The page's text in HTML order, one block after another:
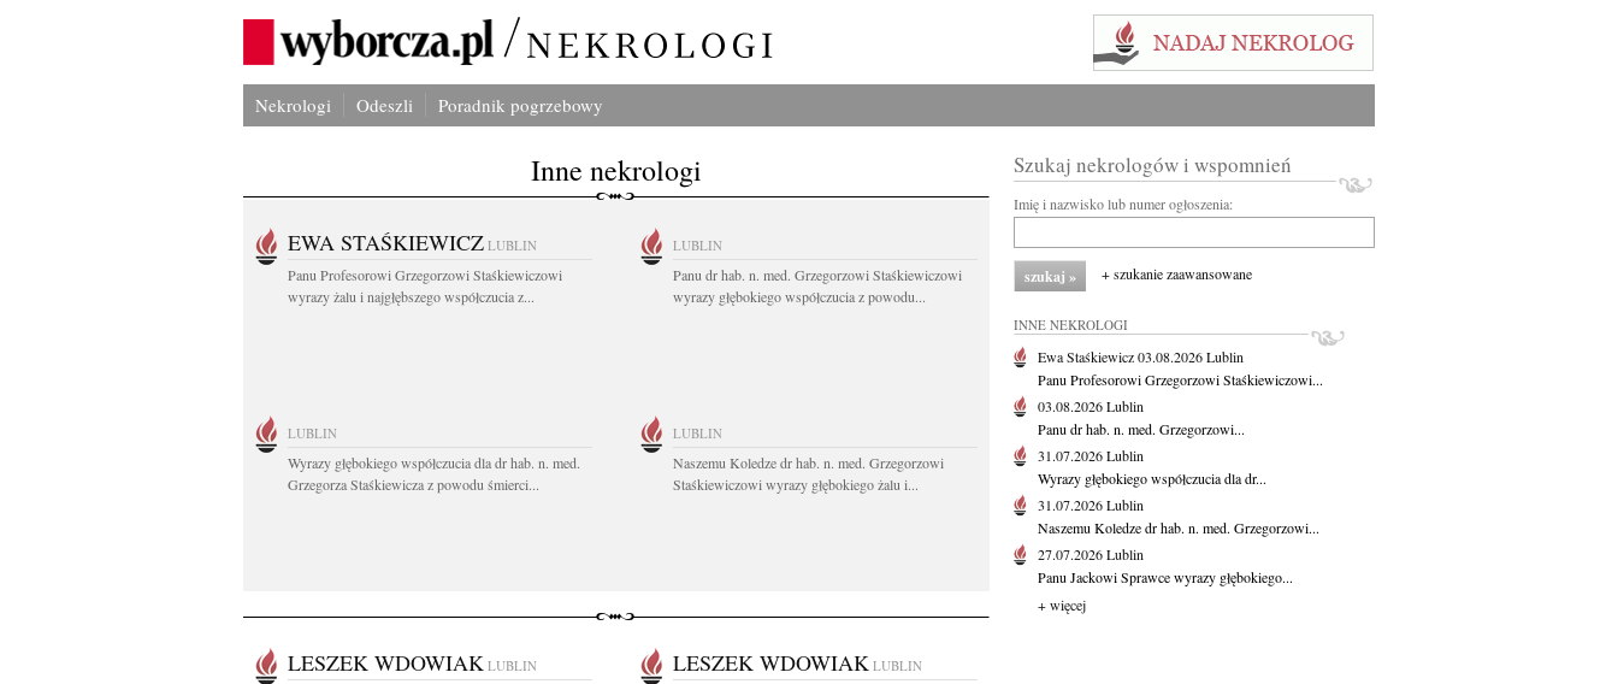
Nekrologi Odeszli Poradnik pogrzebowy
Inne nekrologi
EWA STAŚKIEWICZ LUBLIN
Panu Profesorowi Grzegorzowi Staśkiewiczowi
wyrazy żalu i najgłębszego współczucia z...
LUBLIN
Panu dr hab. n. med. Grzegorzowi Staśkiewiczowi
wyrazy głębokiego współczucia z powodu...
LUBLIN
Wyrazy głębokiego współczucia dla dr hab. n. med.
Grzegorza Staśkiewicza z powodu śmierci...
LUBLIN
Naszemu Koledze dr hab. n. med. Grzegorzowi
Staśkiewiczowi wyrazy głębokiego żalu i...
LESZEK WDOWIAK LUBLIN LESZEK WDOWIAK LUBLIN
Szukaj nekrologów i wspomnień
Imię i nazwisko lub numer ogłoszenia:
+ szukanie zaawansowane
INNE NEKROLOGI
Ewa Staśkiewicz03.08.2026Lublin
Panu Profesorowi Grzegorzowi Staśkiewiczowi...
03.08.2026Lublin
Panu dr hab. n. med. Grzegorzowi...
31.07.2026Lublin
Wyrazy głębokiego współczucia dla dr...
31.07.2026Lublin
Naszemu Koledze dr hab. n. med. Grzegorzowi...
27.07.2026Lublin
Panu Jackowi Sprawce wyrazy głębokiego...
+ więcej